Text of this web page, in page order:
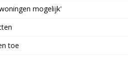
mogelijk'
toe